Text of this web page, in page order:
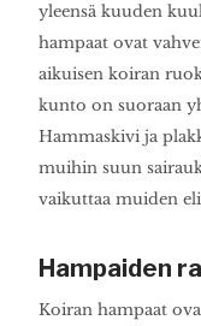
yleensä kuuden
hampaat ovat
aikuisen koiran
kunto on suoraan
Hammaskivi ja
muihin suun
vaikuttaa muiden
Hampaiden
Koiran hampaat